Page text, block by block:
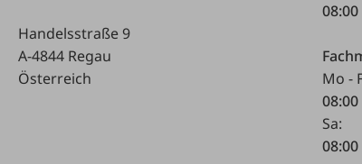
Handelsstraße 9
A-4844 Regau
Österreich
Mo -
Sa: